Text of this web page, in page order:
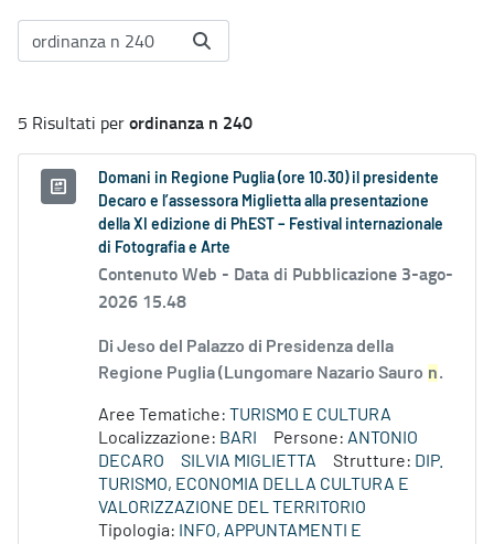
5 Risultati perordinanza n 240
Domani in Regione Puglia (ore 10.30) il presidente
Decaro e l’assessora Miglietta alla presentazione
della XI edizione di PhEST – Festival internazionale
di Fotografia e Arte
Contenuto Web - Data di Pubblicazione 3-ago-
2026 15.48
Di Jeso del Palazzo di Presidenza della
Regione Puglia (Lungomare Nazario Sauro n.
Aree Tematiche: TURISMO E CULTURA
Localizzazione: BARI Persone: ANTONIO
DECARO
SILVIA MIGLIETTA Strutture: DIP.
TURISMO, ECONOMIA DELLA CULTURA E
VALORIZZAZIONE DEL TERRITORIO
Tipologia:
INFO, APPUNTAMENTI E